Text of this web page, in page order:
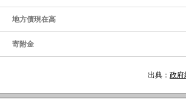
地方債現在高
寄附金
出典： 政府